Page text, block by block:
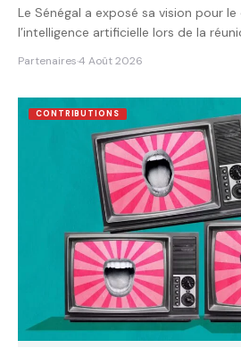
Le Sénégal a exposé sa vision pour
l’intelligence artificielle lors de la
Partenaires·4 Août 2026
CONTRIBUTIONS